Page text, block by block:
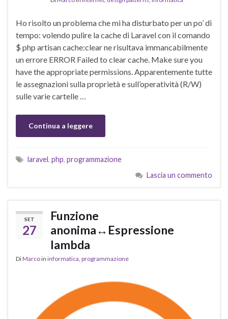
Ho risolto un problema che mi ha disturbato per un po’ di
tempo: volendo pulire la cache di Laravel con il comando
$ php artisan cache:clear ne risultava immancabilmente
un errore ERROR Failed to clear cache. Make sure you
have the appropriate permissions. Apparentemente tutte
le assegnazioni sulla proprietà e sull’operatività (R/W)
sulle varie cartelle …
Continua a leggere
laravel, php, programmazione
Lascia un commento
SET
27
Funzione
anonima↔Espressione
lambda
DiMarcoin informatica programmazione